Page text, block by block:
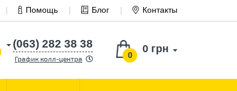
Помощь Блог Контакты
0
0 грн
(063) 282 38 38
График колл-центра